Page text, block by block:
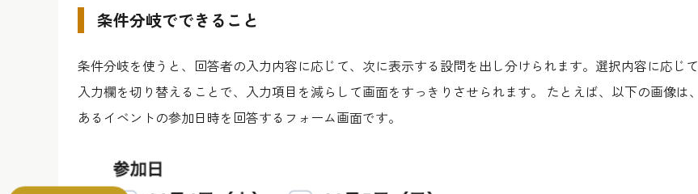
条件分岐でできること
条件分岐を使うと、回答者の入力内容に応じて、次に表示する設問を出し分けられます。選択内容に応じて
入力欄を切り替えることで、入力項目を減らして画面をすっきりさせられます。 たとえば、以下の画像は、
あるイベントの参加日時を回答するフォーム画面です。